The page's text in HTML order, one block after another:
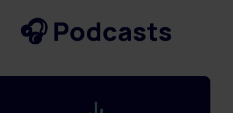
🎧 Podcasts